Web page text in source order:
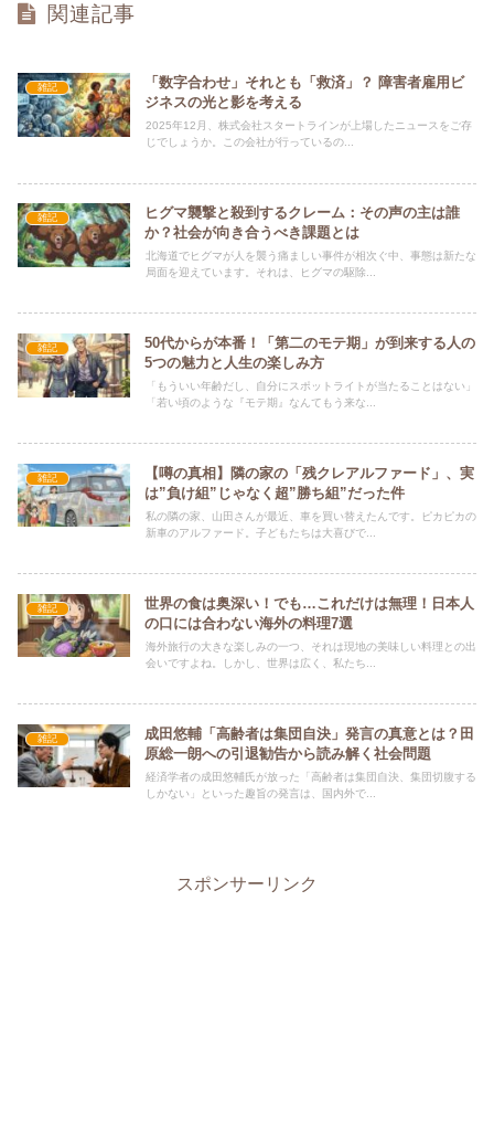
関連記事
雑記
「数字合わせ」それとも「救済」？ 障害者雇用ビ
ジネスの光と影を考える
2025年12月、株式会社スタートラインが上場したニュースをご存
じでしょうか。この会社が行っているの...
雑記
ヒグマ襲撃と殺到するクレーム：その声の主は誰
か？社会が向き合うべき課題とは
北海道でヒグマが人を襲う痛ましい事件が相次ぐ中、事態は新たな
局面を迎えています。それは、ヒグマの駆除...
雑記
50代からが本番！「第二のモテ期」が到来する人の
5つの魅力と人生の楽しみ方
「もういい年齢だし、自分にスポットライトが当たることはない」
「若い頃のような『モテ期』なんてもう来な...
雑記
【噂の真相】隣の家の「残クレアルファード」、実
は”負け組”じゃなく超”勝ち組”だった件
私の隣の家、山田さんが最近、車を買い替えたんです。ピカピカの
新車のアルファード。子どもたちは大喜びで...
雑記
世界の食は奥深い！でも…これだけは無理！日本人
の口には合わない海外の料理7選
海外旅行の大きな楽しみの一つ、それは現地の美味しい料理との出
会いですよね。しかし、世界は広く、私たち...
雑記
成田悠輔「高齢者は集団自決」発言の真意とは？田
原総一朗への引退勧告から読み解く社会問題
経済学者の成田悠輔氏が放った「高齢者は集団自決、集団切腹する
しかない」といった趣旨の発言は、国内外で...
スポンサーリンク